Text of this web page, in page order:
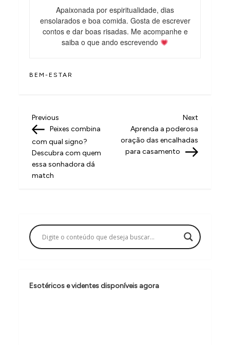
Apaixonada por espiritualidade, dias
ensolarados e boa comida. Gosta de escrever
contos e dar boas risadas. Me acompanhe e
saiba o que ando escrevendo
BEM-ESTAR
N
a
v
e
ç
ã
o
e
Previous
Post
Previous
Peixes combina
com qual signo?
Descubra com quem
essa sonhadora dá
match
Next
Post
Next
Aprenda a poderosa
oração das encalhadas
para casamento
Esotéricos e videntes disponíveis agora